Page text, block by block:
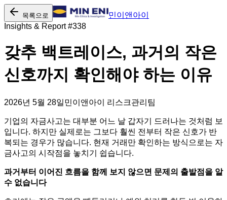
목록으로
민이앤아이
Insights & Report #338
갖추 백트레이스, 과거의 작은
신호까지 확인해야 하는 이유
2026년 5월 28일민이앤아이 리스크관리팀
기업의 자금사고는 대부분 어느 날 갑자기 드러나는 것처럼 보
입니다. 하지만 실제로는 그보다 훨씬 전부터 작은 신호가 반
복되는 경우가 많습니다. 현재 거래만 확인하는 방식으로는 자
금사고의 시작점을 놓치기 쉽습니다.
과거부터 이어진 흐름을 함께 보지 않으면 문제의 출발점을 알
수 없습니다